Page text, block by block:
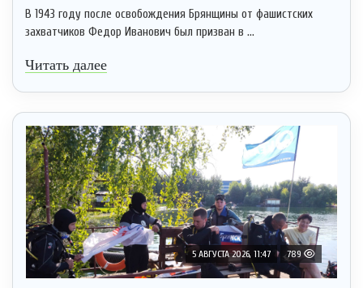
В 1943 году после освобождения Брянщины от фашистских
захватчиков Федор Иванович был призван в ...
Читать далее
5 АВГУСТА 2026, 11:47 789